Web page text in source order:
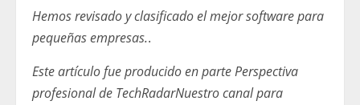
Hemos revisado y clasificado el mejor software para
pequeñas empresas..
Este artículo fue producido en partePerspectiva
profesional de TechRadarNuestro canal para